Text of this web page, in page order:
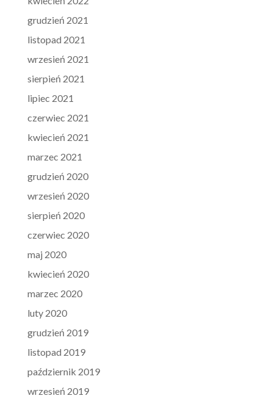
grudzień 2021
listopad 2021
wrzesień 2021
sierpień 2021
lipiec 2021
czerwiec 2021
kwiecień 2021
marzec 2021
grudzień 2020
wrzesień 2020
sierpień 2020
czerwiec 2020
maj 2020
kwiecień 2020
marzec 2020
luty 2020
grudzień 2019
listopad 2019
październik 2019
wrzesień 2019